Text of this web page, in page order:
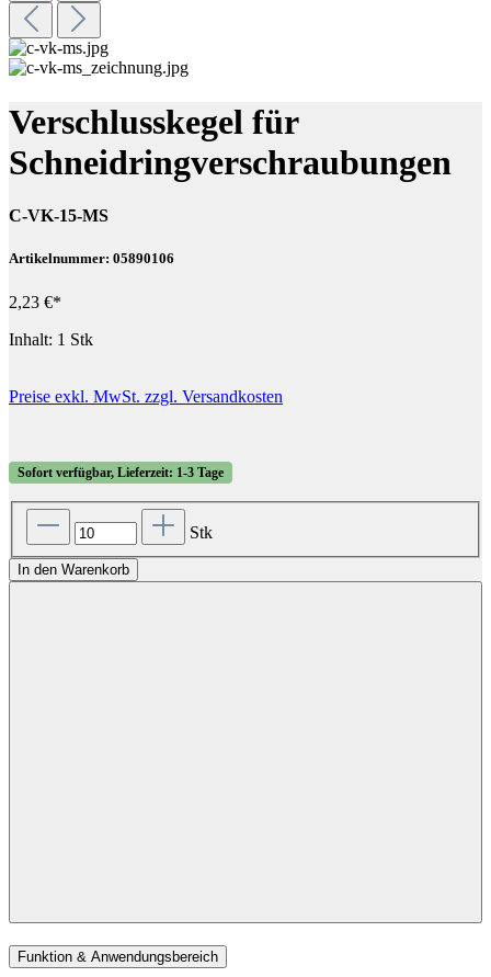
Verschlusskegel für
Schneidringverschraubungen
C-VK-15-MS
Artikelnummer: 05890106
2,23 €*
Inhalt: 1 Stk
Preise exkl. MwSt. zzgl. Versandkosten
Sofort verfügbar, Lieferzeit: 1-3 Tage
Stk
In den Warenkorb
Funktion & Anwendungsbereich